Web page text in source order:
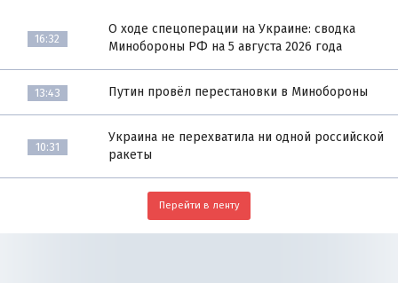
16:32
О ходе спецоперации на Украине: сводка
Минобороны РФ на 5 августа 2026 года
13:43 Путин провёл перестановки в Минобороны
10:31
Украина не перехватила ни одной российской
ракеты
Перейти в ленту